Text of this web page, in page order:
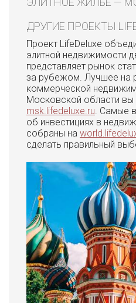
ДРУГИЕ ПРОЕКТЫ
Проект LifeDeluxe
элитной недвижимости
представляет рынок
за рубежом. Лучшее на
коммерческой
Московской области вы
msk.lifedeluxe.ru. Самые
об инвестициях в
собраны на
сделать правильный